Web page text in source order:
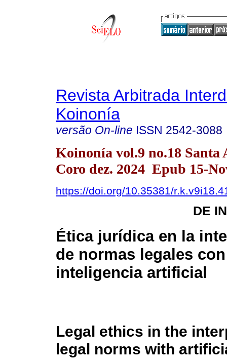
Revista Arbitrada
Koinonía
versão On-line ISSN 2542-3088
Koinonía vol.9 no.18 Santa
Coro dez. 2024 Epub 15-
https://doi.org/10.35381/
DE
Ética jurídica en la
de normas legales con
inteligencia artificial
Legal ethics in the
legal norms with